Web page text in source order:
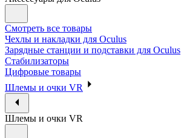
Смотреть все товары
Чехлы и накладки для Oculus
Зарядные станции и подставки для Oculus
Стабилизаторы
Цифровые товары
Шлемы и очки VR
Шлемы и очки VR